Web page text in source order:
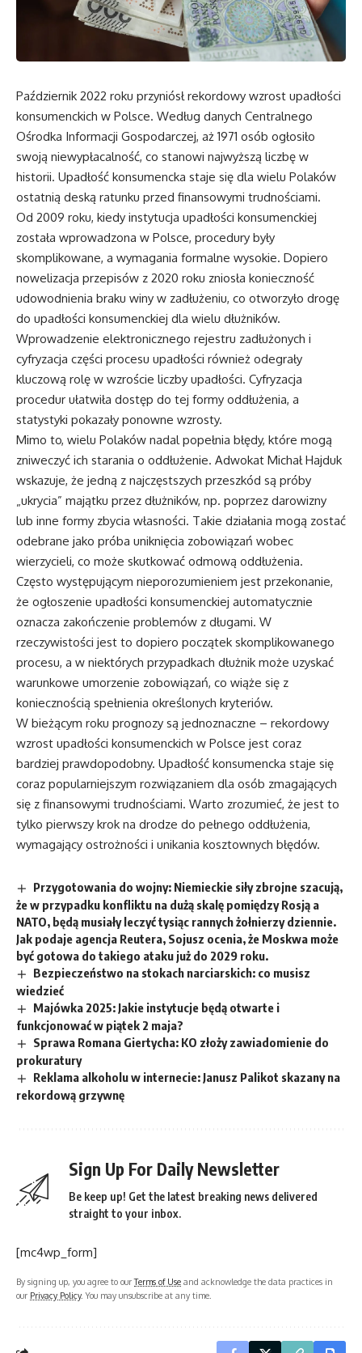
Październik 2022 roku przyniósł rekordowy wzrost upadłości
konsumenckich w Polsce. Według danych Centralnego
Ośrodka Informacji Gospodarczej, aż 1971 osób ogłosiło
swoją niewypłacalność, co stanowi najwyższą liczbę w
historii. Upadłość konsumencka staje się dla wielu Polaków
ostatnią deską ratunku przed finansowymi trudnościami.
Od 2009 roku, kiedy instytucja upadłości konsumenckiej
została wprowadzona w Polsce, procedury były
skomplikowane, a wymagania formalne wysokie. Dopiero
nowelizacja przepisów z 2020 roku zniosła konieczność
udowodnienia braku winy w zadłużeniu, co otworzyło drogę
do upadłości konsumenckiej dla wielu dłużników.
Wprowadzenie elektronicznego rejestru zadłużonych i
cyfryzacja części procesu upadłości również odegrały
kluczową rolę w wzroście liczby upadłości. Cyfryzacja
procedur ułatwiła dostęp do tej formy oddłużenia, a
statystyki pokazały ponowne wzrosty.
Mimo to, wielu Polaków nadal popełnia błędy, które mogą
zniweczyć ich starania o oddłużenie. Adwokat Michał Hajduk
wskazuje, że jedną z najczęstszych przeszkód są próby
„ukrycia” majątku przez dłużników, np. poprzez darowizny
lub inne formy zbycia własności. Takie działania mogą zostać
odebrane jako próba uniknięcia zobowiązań wobec
wierzycieli, co może skutkować odmową oddłużenia.
Często występującym nieporozumieniem jest przekonanie,
że ogłoszenie upadłości konsumenckiej automatycznie
oznacza zakończenie problemów z długami. W
rzeczywistości jest to dopiero początek skomplikowanego
procesu, a w niektórych przypadkach dłużnik może uzyskać
warunkowe umorzenie zobowiązań, co wiąże się z
koniecznością spełnienia określonych kryteriów.
W bieżącym roku prognozy są jednoznaczne – rekordowy
wzrost upadłości konsumenckich w Polsce jest coraz
bardziej prawdopodobny. Upadłość konsumencka staje się
coraz popularniejszym rozwiązaniem dla osób zmagających
się z finansowymi trudnościami. Warto zrozumieć, że jest to
tylko pierwszy krok na drodze do pełnego oddłużenia,
wymagający ostrożności i unikania kosztownych błędów.
Przygotowania do wojny: Niemieckie siły zbrojne szacują,
że w przypadku konfliktu na dużą skalę pomiędzy Rosją a
NATO, będą musiały leczyć tysiąc rannych żołnierzy dziennie.
Jak podaje agencja Reutera, Sojusz ocenia, że Moskwa może
być gotowa do takiego ataku już do 2029 roku.
Bezpieczeństwo na stokach narciarskich: co musisz
wiedzieć
Majówka 2025: Jakie instytucje będą otwarte i
funkcjonować w piątek 2 maja?
Sprawa Romana Giertycha: KO złoży zawiadomienie do
prokuratury
Reklama alkoholu w internecie: Janusz Palikot skazany na
rekordową grzywnę
Sign Up For Daily Newsletter
Be keep up! Get the latest breaking news delivered
straight to your inbox.
[mc4wp_form]
By signing up, you agree to ourTerms of Use and acknowledge the data practices in
our Privacy Policy. You may unsubscribe at any time.